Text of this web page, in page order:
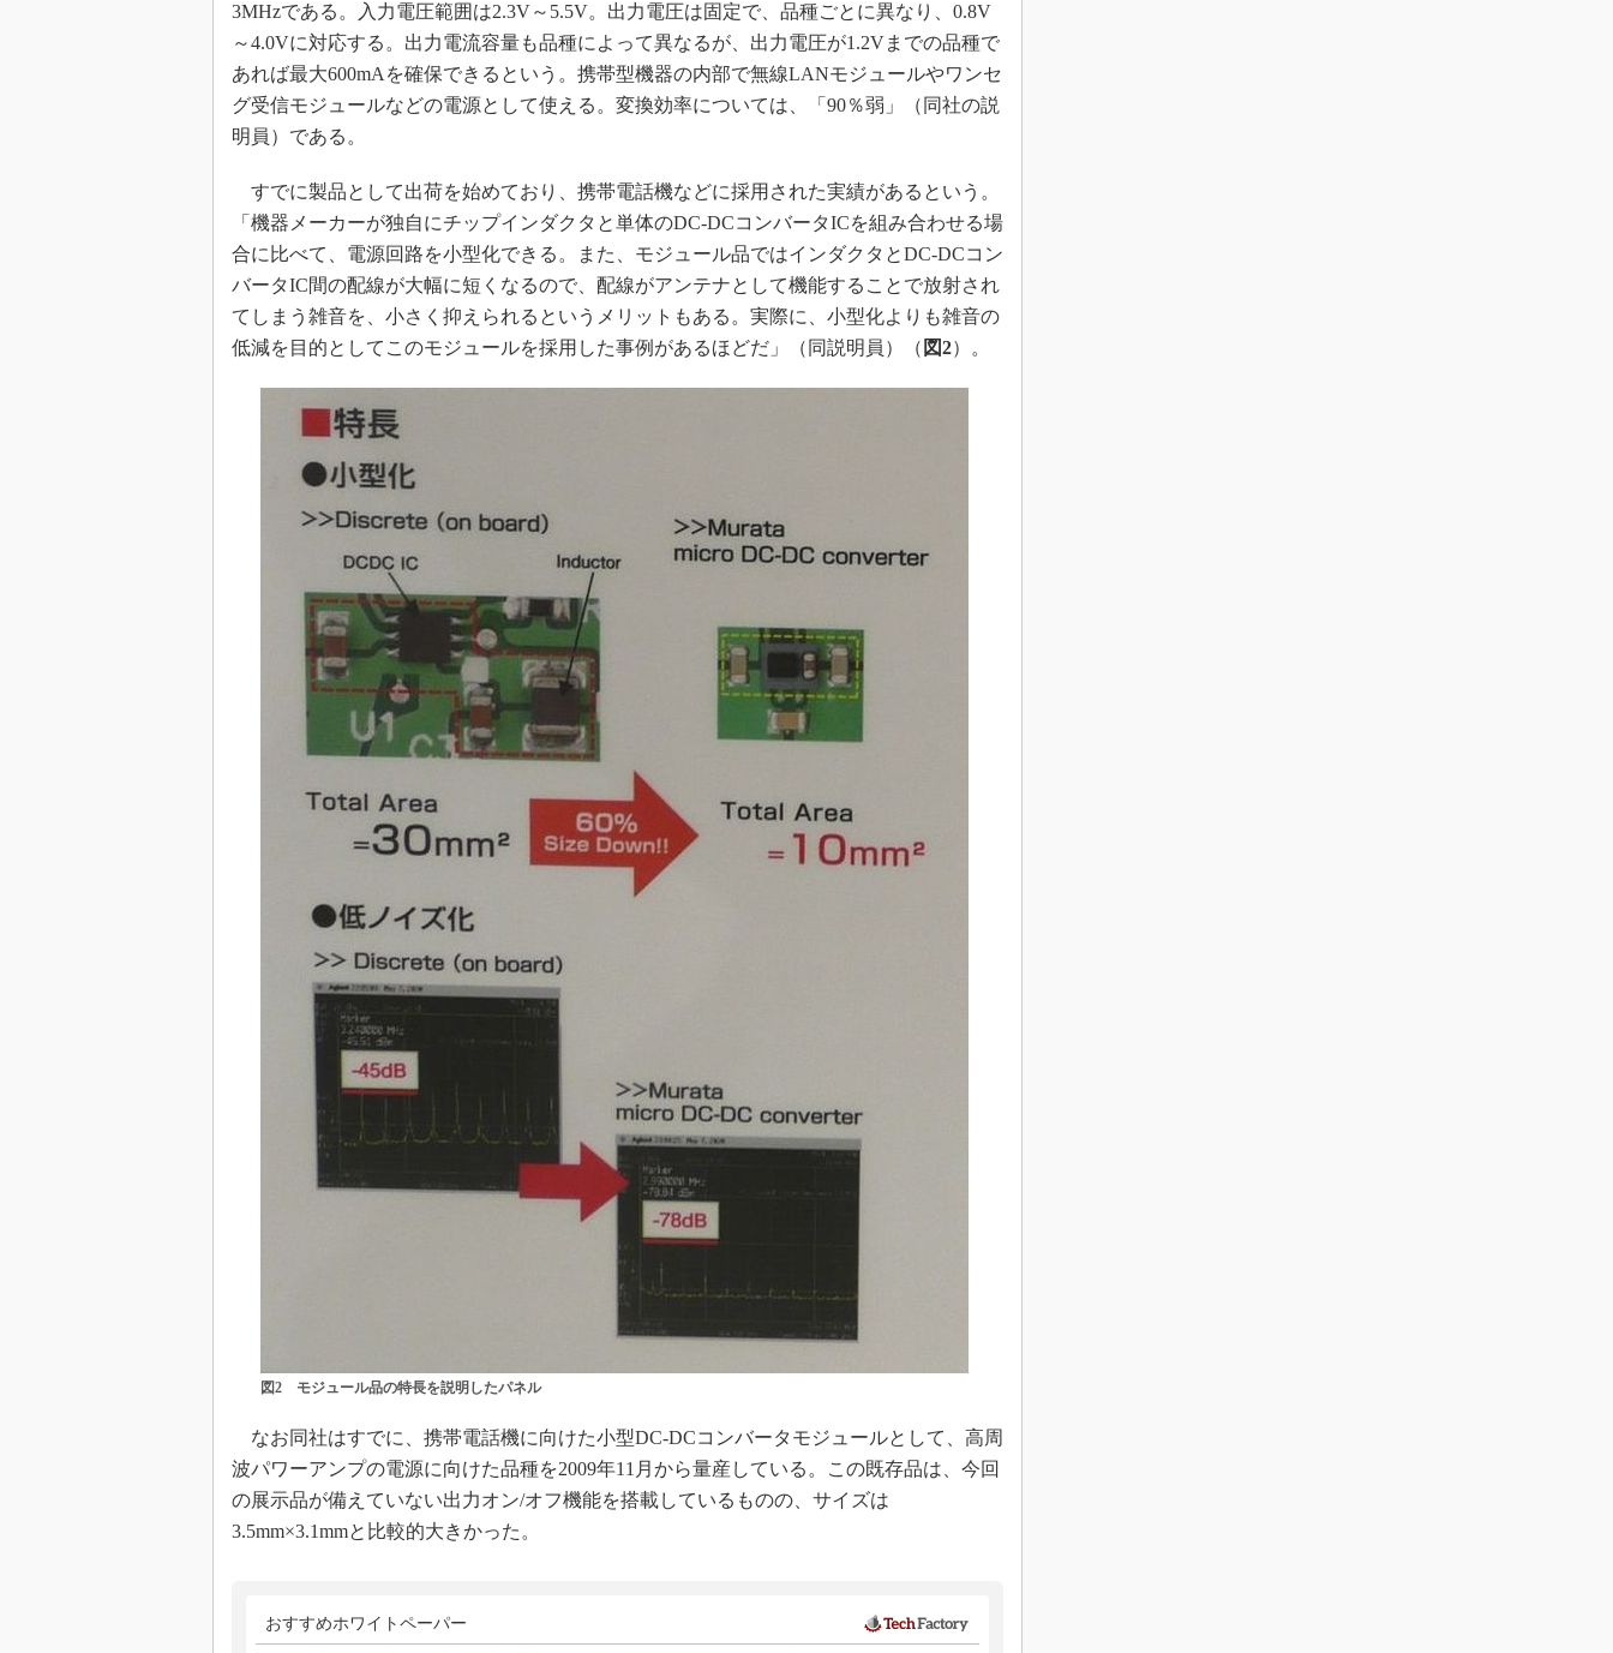
3MHzである。入力電圧範囲は2.3V～5.5V。出力電圧は固定で、品種ごとに異なり、0.8V
～4.0Vに対応する。出力電流容量も品種によって異なるが、出力電圧が1.2Vまでの品種で
あれば最大600mAを確保できるという。携帯型機器の内部で無線LANモジュールやワンセ
グ受信モジュールなどの電源として使える。変換効率については、「90％弱」（同社の説
明員）である。
すでに製品として出荷を始めており、携帯電話機などに採用された実績があるという。
「機器メーカーが独自にチップインダクタと単体のDC-DCコンバータICを組み合わせる場
合に比べて、電源回路を小型化できる。また、モジュール品ではインダクタとDC-DCコン
バータIC間の配線が大幅に短くなるので、配線がアンテナとして機能することで放射され
てしまう雑音を、小さく抑えられるというメリットもある。実際に、小型化よりも雑音の
低減を目的としてこのモジュールを採用した事例があるほどだ」（同説明員）（ 図2）。
図2 モジュール品の特長を説明したパネル
なお同社はすでに、携帯電話機に向けた小型DC-DCコンバータモジュールとして、高周
波パワーアンプの電源に向けた品種を2009年11月から量産している。この既存品は、今回
の展示品が備えていない出力オン/オフ機能を搭載しているものの、サイズは
3.5mm×3.1mmと比較的大きかった。
おすすめホワイトペーパー